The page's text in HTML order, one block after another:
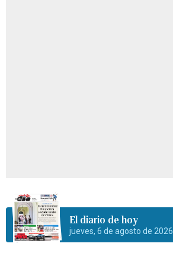
El diario de hoy
jueves, 6 de agosto de 2026